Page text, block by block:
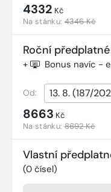
4332 Kč
Na stánku:4346 Kč
Roční předplatné
+ Bonus navíc -
Od:
8663 Kč
Na stánku:8692 Kč
Vlastní
(0 čísel)